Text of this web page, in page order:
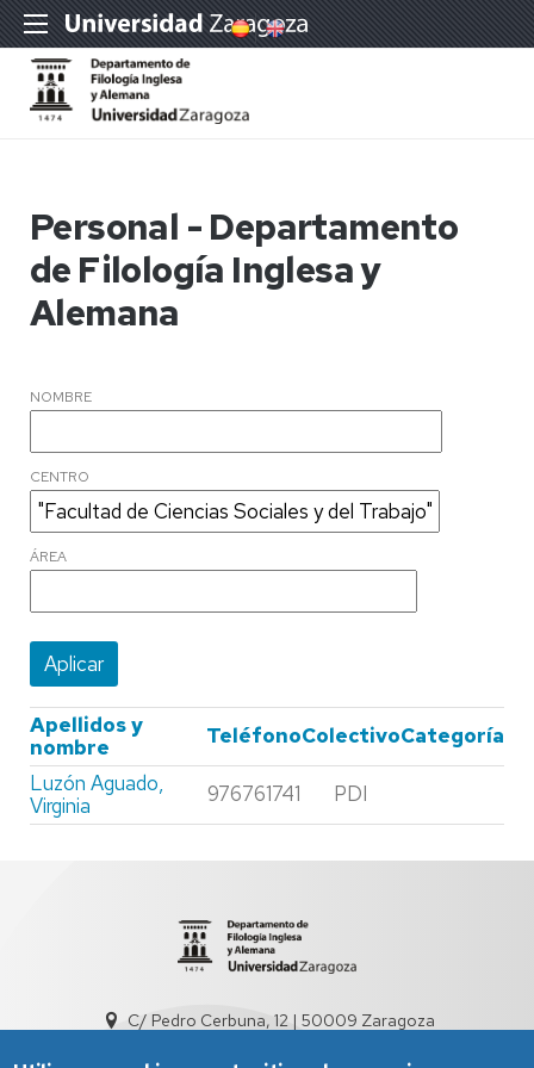
Personal - Departamento
de Filología Inglesa y
Alemana
NOMBRE
CENTRO
ÁREA
Apellidos y
nombre
TeléfonoColectivoCategoría
Luzón Aguado,
Virginia
976761741 PDI
C/ Pedro Cerbuna, 12 | 50009 Zaragoza